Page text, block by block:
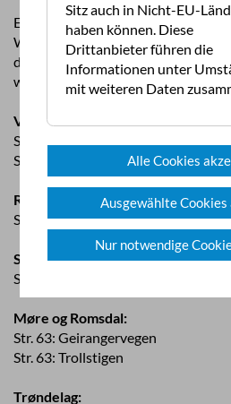
Es gibt viele enge
Wohnwagengespanne ungeeignet
diese Straßen nicht von ungeübten
werden. Dazu gehören folgende:
Vest-Agder:
Str. 461: Førland - Moi, Kvås -
Str. 465: Hanesund - Liknes
Rogaland:
Str. 501: Rekeland - Heskestad
Sogn og Fjordane:
Str. 92: Bjordal - Bezirksgrenze
Møre og Romsdal:
Str. 63: Geirangervegen
Str. 63: Trollstigen
Trøndelag:
Sitz auch in Nicht-EU-
haben können. Diese
Drittanbieter führen die
Informationen unter
mit weiteren Daten
Alle Cookies
Ausgewählte
Nur notwendige